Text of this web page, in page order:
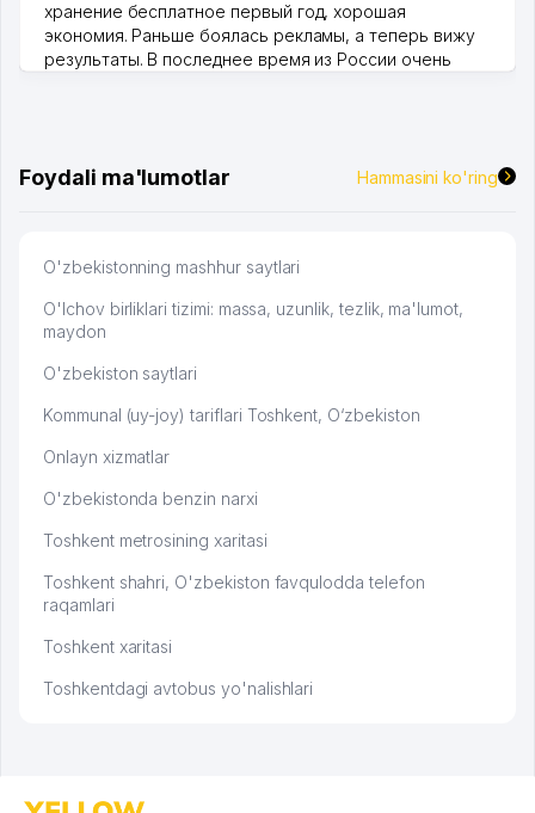
хранение бесплатное первый год, хорошая
экономия. Раньше боялась рекламы, а теперь вижу
результаты. В последнее время из России очень
Foydali ma'lumotlar Hammasini ko'ring
O'zbekistonning mashhur saytlari
O'lchov birliklari tizimi: massa, uzunlik, tezlik, ma'lumot,
maydon
O'zbekiston saytlari
Kommunal (uy-joy) tariflari Toshkent, O‘zbekiston
Onlayn xizmatlar
O'zbekistonda benzin narxi
Toshkent metrosining xaritasi
Toshkent shahri, O'zbekiston favqulodda telefon
raqamlari
Toshkent xaritasi
Toshkentdagi avtobus yo'nalishlari